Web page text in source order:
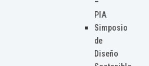
–
PIA
Simposio
de
Diseño